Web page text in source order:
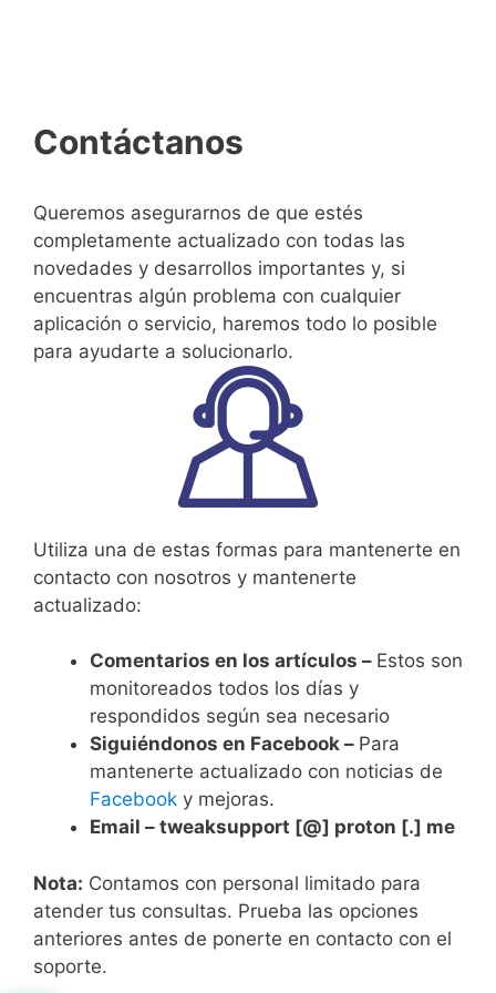
Contáctanos
Queremos asegurarnos de que estés
completamente actualizado con todas las
novedades y desarrollos importantes y, si
encuentras algún problema con cualquier
aplicación o servicio, haremos todo lo posible
para ayudarte a solucionarlo.
Utiliza una de estas formas para mantenerte en
contacto con nosotros y mantenerte
actualizado:
Comentarios en los artículos – Estos son
monitoreados todos los días y
respondidos según sea necesario
Siguiéndonos en Facebook – Para
mantenerte actualizado con noticias de
Facebook y mejoras.
Email – tweaksupport [@] proton [.] me
Nota: Contamos con personal limitado para
atender tus consultas. Prueba las opciones
anteriores antes de ponerte en contacto con el
soporte.